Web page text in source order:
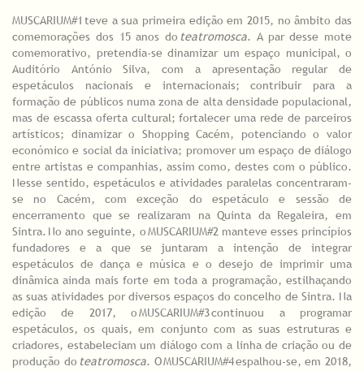
MUSCARIUM#1 teve a sua primeira edição em 2015, no âmbito das
comemorações dos 15 anos do teatromosca. A par desse mote
comemorativo, pretendia-se dinamizar um espaço municipal, o
Auditório António Silva, com a apresentação regular de
espetáculos nacionais e internacionais; contribuir para a
formação de públicos numa zona de alta densidade populacional,
mas de escassa oferta cultural; fortalecer uma rede de parceiros
artísticos; dinamizar o Shopping Cacém, potenciando o valor
económico e social da iniciativa; promover um espaço de diálogo
entre artistas e companhias, assim como, destes com o público.
Nesse sentido, espetáculos e atividades paralelas concentraram-
se no Cacém, com exceção do espetáculo e sessão de
encerramento que se realizaram na Quinta da Regaleira, em
Sintra. No ano seguinte, o MUSCARIUM#2 manteve esses princípios
fundadores e a que se juntaram a intenção de integrar
espetáculos de dança e música e o desejo de imprimir uma
dinâmica ainda mais forte em toda a programação, estilhaçando
as suas atividades por diversos espaços do concelho de Sintra. Na
edição de 2017, o MUSCARIUM#3 continuou a programar
espetáculos, os quais, em conjunto com as suas estruturas e
criadores, estabeleciam um diálogo com a linha de criação ou de
produção do teatromosca. O MUSCARIUM#4 espalhou-se, em 2018,